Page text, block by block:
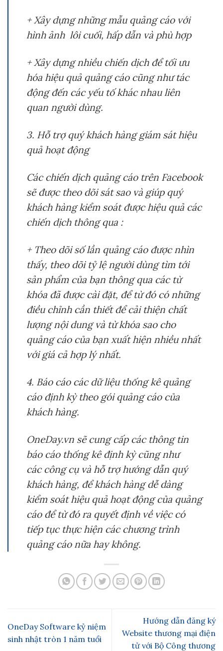
+ Xây dựng những mẫu quảng cáo với
hình ảnh lôi cuối, hấp dẫn và phù hợp
+ Xây dựng nhiều chiến dịch để tối ưu
hóa hiệu quả quảng cáo cũng như tác
động đến các yếu tố khác nhau liên
quan người dùng.
3. Hỗ trợ quý khách hàng giám sát hiệu
quả hoạt động
Các chiến dịch quảng cáo trên Facebook
sẽ được theo dõi sát sao và giúp quý
khách hàng kiểm soát được hiệu quả các
chiến dịch thông qua :
+ Theo dõi số lần quảng cáo được nhìn
thấy, theo dõi tỷ lệ người dùng tìm tới
sản phẩm của bạn thông qua các từ
khóa đã được cài đặt, để từ đó có những
điều chỉnh cần thiết để cải thiện chất
lượng nội dung và từ khóa sao cho
quảng cáo của bạn xuất hiện nhiều nhất
với giá cả hợp lý nhất.
4. Báo cáo các dữ liệu thống kê quảng
cáo định kỳ theo gói quảng cáo của
khách hàng.
OneDay.vn sẽ cung cấp các thông tin
báo cáo thống kê định kỳ cũng như
các công cụ và hỗ trợ hướng dẫn quý
khách hàng, để khách hàng dễ dàng
kiểm soát hiệu quả hoạt động của quảng
cáo để từ đó ra quyết định về việc có
tiếp tục thực hiện các chương trình
quảng cáo nữa hay không.
OneDay Software kỷ niệm
sinh nhật tròn 1 năm tuổi
Hướng dẫn đăng ký
Website thương mại điện
tử với Bộ Công thương